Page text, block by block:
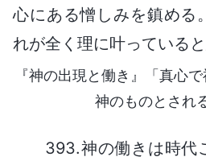
心にある憎しみを鎮める
れが全く理に叶っていると
『神の出現と働き』「真心
神のものとされ
393.神の働きは時代